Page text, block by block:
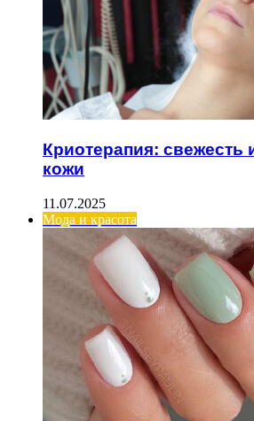
Криотерапия: свежесть
кожи
11.07.2025
Мода и красота